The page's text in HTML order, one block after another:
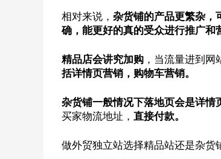
相对来说， 杂货铺的产品更繁杂，
确，能更好的真的受众进行推广和
精品店会讲究加购 ，当流量进到
括详情页营销，购物车营销。
杂货铺一般情况下落地页会是详情
买家物流地址， 直接付款。
做外贸独立站选择精品站还是杂货